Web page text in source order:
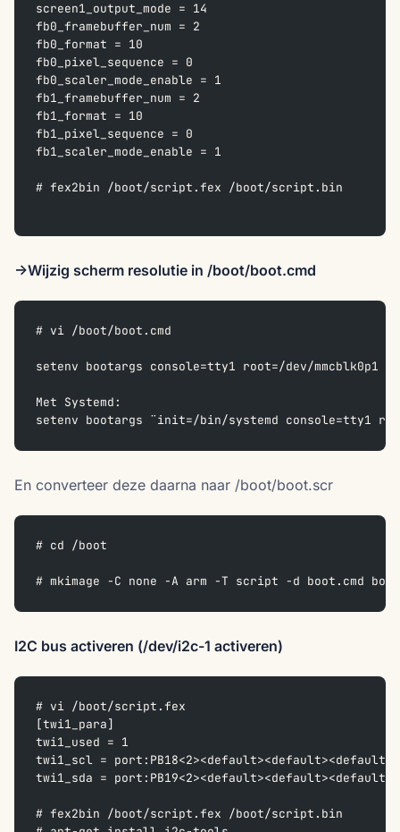
screen1_output_mode = 14
fb0_framebuffer_num = 2
fb0_format = 10
fb0_pixel_sequence = 0
fb0_scaler_mode_enable = 1
fb1_framebuffer_num = 2
fb1_format = 10
fb1_pixel_sequence = 0
fb1_scaler_mode_enable = 1
# fex2bin /boot/script.fex /boot/script.bin
->Wijzig scherm resolutie in /boot/boot.cmd
# vi /boot/boot.cmd
setenv bootargs console=tty1 root=/dev/mmcblk0p1
Met Systemd:
setenv bootargs ¨init=/bin/systemd console=tty1 root=/
En converteer deze daarna naar /boot/boot.scr
# cd /boot
# mkimage -C none -A arm -T script -d boot.cmd
I2C bus activeren (/dev/i2c-1 activeren)
# vi /boot/script.fex
[twi1_para]
twi1_used = 1
twi1_scl = port:PB18<2><default><default><default>
twi1_sda = port:PB19<2><default><default><default>
# fex2bin /boot/script.fex /boot/script.bin